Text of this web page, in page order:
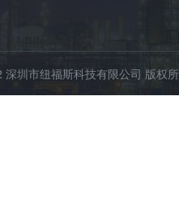
深圳市纽福斯科技有限公司 版